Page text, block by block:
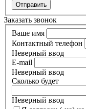
Отправить
Заказать звонок
Ваше имя
Контактный телефон
Неверный ввод
E-mail
Неверный ввод
Сколько будет
Неверный ввод